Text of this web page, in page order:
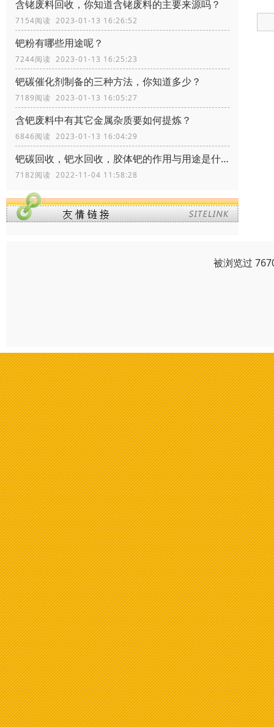
含铑废料回收，你知道含铑废料的主要来源吗？
7154阅读 2023-01-13 16:26:52
钯粉有哪些用途呢？
7244阅读 2023-01-13 16:25:23
钯碳催化剂制备的三种方法，你知道多少？
7189阅读 2023-01-13 16:05:27
含钯废料中有其它金属杂质要如何提炼？
6846阅读 2023-01-13 16:04:29
钯碳回收，钯水回收，胶体钯的作用与用途是什么
7182阅读 2022-11-04 11:58:28
被浏览过